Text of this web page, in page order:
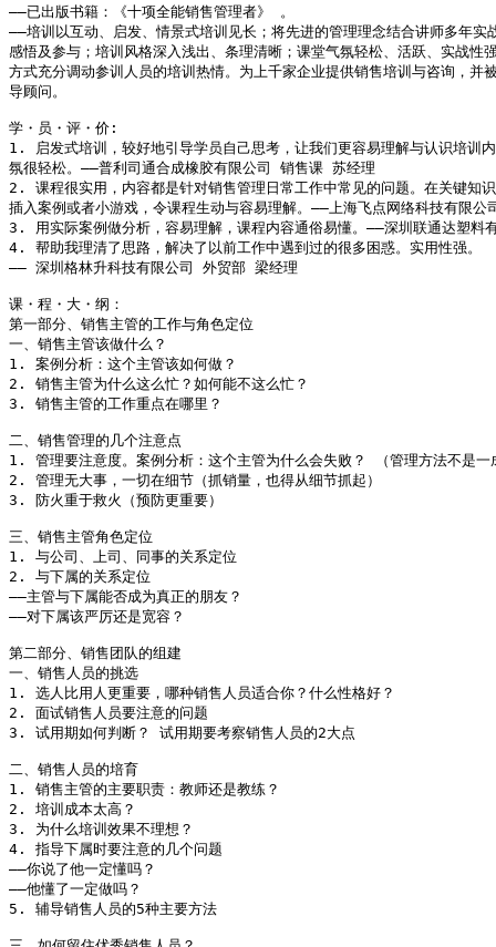
――已出版书籍：《十项全能销售管理者》 。
――培训以互动、启发、情景式培训见长；将先进的管理理念结合讲师多年实
感悟及参与；培训风格深入浅出、条理清晰；课堂气氛轻松、活跃、实战性
方式充分调动参训人员的培训热情。为上千家企业提供销售培训与咨询，并
导顾问。
学・员・评・价:
1. 启发式培训，较好地引导学员自己思考，让我们更容易理解与认识培训
氛很轻松。――普利司通合成橡胶有限公司 销售课 苏经理
2. 课程很实用，内容都是针对销售管理日常工作中常见的问题。在关键知
插入案例或者小游戏，令课程生动与容易理解。――上海飞点网络科技有限
3. 用实际案例做分析，容易理解，课程内容通俗易懂。――深圳联通达塑料
4. 帮助我理清了思路，解决了以前工作中遇到过的很多困惑。实用性强。
―― 深圳格林升科技有限公司 外贸部 梁经理
课・程・大・纲：
第一部分、销售主管的工作与角色定位
一、销售主管该做什么？
1. 案例分析：这个主管该如何做？
2. 销售主管为什么这么忙？如何能不这么忙？
3. 销售主管的工作重点在哪里？
二、销售管理的几个注意点
1. 管理要注意度。案例分析：这个主管为什么会失败？ （管理方法不是一
2. 管理无大事，一切在细节（抓销量，也得从细节抓起）
3. 防火重于救火（预防更重要）
三、销售主管角色定位
1. 与公司、上司、同事的关系定位
2. 与下属的关系定位
――主管与下属能否成为真正的朋友？
――对下属该严厉还是宽容？
第二部分、销售团队的组建
一、销售人员的挑选
1. 选人比用人更重要，哪种销售人员适合你？什么性格好？
2. 面试销售人员要注意的问题
3. 试用期如何判断？ 试用期要考察销售人员的2大点
二、销售人员的培育
1. 销售主管的主要职责：教师还是教练？
2. 培训成本太高？
3. 为什么培训效果不理想？
4. 指导下属时要注意的几个问题
――你说了他一定懂吗？
――他懂了一定做吗？
5. 辅导销售人员的5种主要方法